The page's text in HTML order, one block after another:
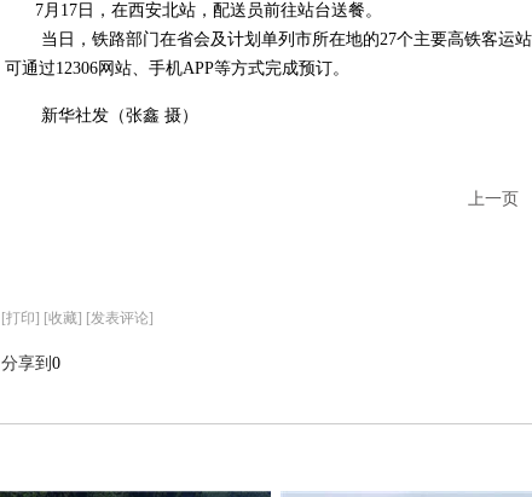
7月17日，在西安北站，配送员前往站台送餐。
当日，铁路部门在省会及计划单列市所在地的27个主要高铁客运
可通过12306网站、手机APP等方式完成预订。
新华社发（张鑫 摄）
上一页
[打印] [收藏] [发表评论]
分享到 0